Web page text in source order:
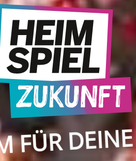
FÜR DEINE